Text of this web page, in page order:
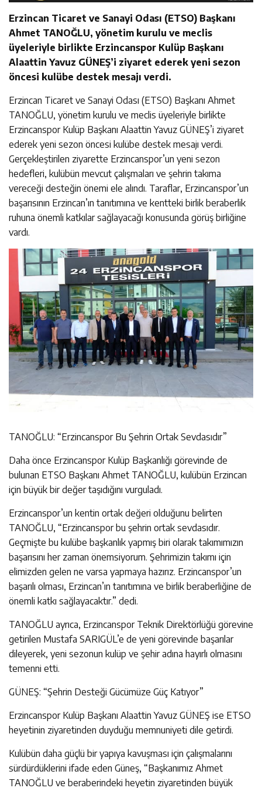
Erzincan Ticaret ve Sanayi Odası (ETSO) Başkanı
Ahmet TANOĞLU, yönetim kurulu ve meclis
üyeleriyle birlikte Erzincanspor Kulüp Başkanı
Alaattin Yavuz GÜNEŞ’i ziyaret ederek yeni sezon
öncesi kulübe destek mesajı verdi.
Erzincan Ticaret ve Sanayi Odası (ETSO) Başkanı Ahmet
TANOĞLU, yönetim kurulu ve meclis üyeleriyle birlikte
Erzincanspor Kulüp Başkanı Alaattin Yavuz GÜNEŞ’i ziyaret
ederek yeni sezon öncesi kulübe destek mesajı verdi.
Gerçekleştirilen ziyarette Erzincanspor’un yeni sezon
hedefleri, kulübün mevcut çalışmaları ve şehrin takıma
vereceği desteğin önemi ele alındı. Taraflar, Erzincanspor’un
başarısının Erzincan’ın tanıtımına ve kentteki birlik beraberlik
ruhuna önemli katkılar sağlayacağı konusunda görüş birliğine
vardı.
TANOĞLU: “Erzincanspor Bu Şehrin Ortak Sevdasıdır”
Daha önce Erzincanspor Kulüp Başkanlığı görevinde de
bulunan ETSO Başkanı Ahmet TANOĞLU, kulübün Erzincan
için büyük bir değer taşıdığını vurguladı.
Erzincanspor’un kentin ortak değeri olduğunu belirten
TANOĞLU, “Erzincanspor bu şehrin ortak sevdasıdır.
Geçmişte bu kulübe başkanlık yapmış biri olarak takımımızın
başarısını her zaman önemsiyorum. Şehrimizin takımı için
elimizden gelen ne varsa yapmaya hazırız. Erzincanspor’un
başarılı olması, Erzincan’ın tanıtımına ve birlik beraberliğine de
önemli katkı sağlayacaktır.” dedi.
TANOĞLU ayrıca, Erzincanspor Teknik Direktörlüğü görevine
getirilen Mustafa SARIGÜL’e de yeni görevinde başarılar
dileyerek, yeni sezonun kulüp ve şehir adına hayırlı olmasını
temenni etti.
GÜNEŞ: “Şehrin Desteği Gücümüze Güç Katıyor”
Erzincanspor Kulüp Başkanı Alaattin Yavuz GÜNEŞ ise ETSO
heyetinin ziyaretinden duyduğu memnuniyeti dile getirdi.
Kulübün daha güçlü bir yapıya kavuşması için çalışmalarını
sürdürdüklerini ifade eden Güneş, “Başkanımız Ahmet
TANOĞLU ve beraberindeki heyetin ziyaretinden büyük